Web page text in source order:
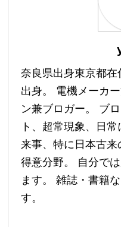
奈良県出身東京都
出身。 電機メーカ
ン兼ブロガー。 ブ
ト、超常現象、日
来事、特に日本古
得意分野。 自分で
ます。 雑誌・書籍
す。